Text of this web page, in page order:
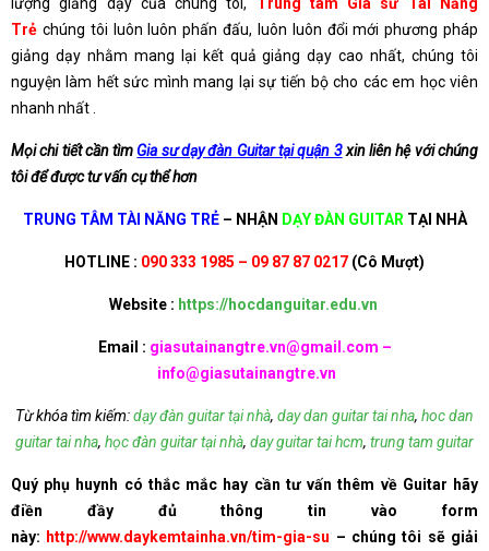
Trẻ chúng tôi luôn luôn phấn đấu, luôn luôn đổi mới phương pháp
giảng dạy nhằm mang lại kết quả giảng dạy cao nhất, chúng tôi
nguyện làm hết sức mình mang lại sự tiến bộ cho các em học viên
nhanh nhất .
Mọi chi tiết cần tìm Gia sư dạy đàn Guitar tại quận 3xin liên hệ với chúng
tôi để được tư vấn cụ thể hơn
TRUNG TÂM TÀI NĂNG TRẺ– NHẬN DẠY ĐÀN GUITAR TẠI NHÀ
HOTLINE : 090 333 1985 – 09 87 87 0217 (Cô Mượt)
Website : https://hocdanguitar.edu.vn
Email : giasutainangtre.vn@gmail.com –
info@giasutainangtre.vn
Từ khóa tìm kiếm:dạy đàn guitar tại nhà, day dan guitar tai nha, hoc dan
guitar tai nha, học đàn guitar tại nhà, day guitar tai hcm, trung tam guitar
Quý phụ huynh có thắc mắc hay cần tư vấn thêm về Guitar hãy
điền đầy đủ thông tin vào form
này: http://www.daykemtainha.vn/tim-gia-su – chúng tôi sẽ giải